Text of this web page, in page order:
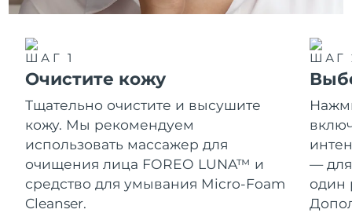
ШАГ 1
Очистите кожу
Тщательно очистите и высушите
кожу. Мы рекомендуем
использовать массажер для
очищения лица FOREO LUNA™ и
средство для умывания Micro-Foam
Cleanser.
ШАГ
— для
один